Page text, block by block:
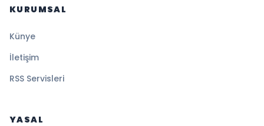
KURUMSAL
Künye
İletişim
RSS Servisleri
YASAL